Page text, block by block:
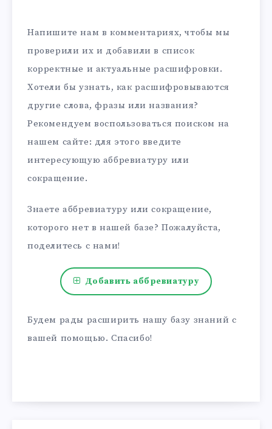
Напишите нам в комментариях, чтобы мы
проверили их и добавили в список
корректные и актуальные расшифровки.
Хотели бы узнать, как расшифровываются
другие слова, фразы или названия?
Рекомендуем воспользоваться поиском на
нашем сайте: для этого введите
интересующую аббревиатуру или
сокращение.
Знаете аббревиатуру или сокращение,
которого нет в нашей базе? Пожалуйста,
поделитесь с нами!
Добавить аббревиатуру
Будем рады расширить нашу базу знаний с
вашей помощью. Спасибо!